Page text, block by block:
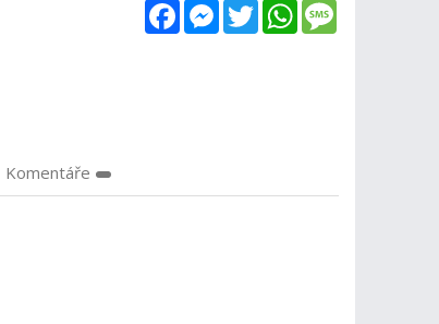
FacebookMessenger
TwitterWhatsApp
Komentáře